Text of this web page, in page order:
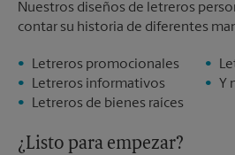
Nuestros diseños de letreros
contar su historia de diferentes
Letreros promocionales
Letreros informativos
Letreros de bienes raíces
Y
¿Listo para empezar?